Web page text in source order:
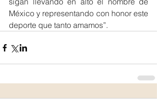
México y representando con honor este
deporte que tanto amamos”.